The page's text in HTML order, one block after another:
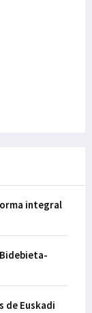
integral
de Euskadi